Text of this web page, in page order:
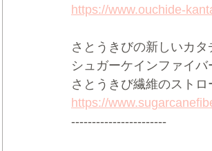
https://www.ouchide-
さとうきびの新しいカタ
シュガーケインファイ
さとうきび繊維のストロ
https://
-----------------------